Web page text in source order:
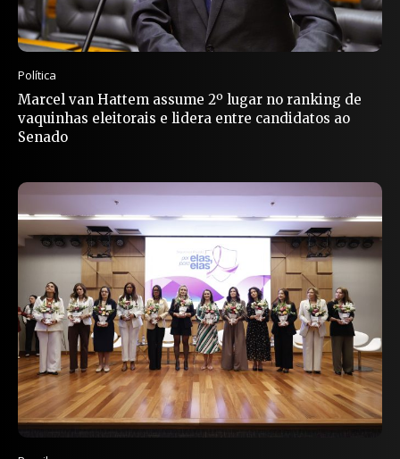
Política
Marcel van Hattem assume 2º lugar no ranking de
vaquinhas eleitorais e lidera entre candidatos ao
Senado